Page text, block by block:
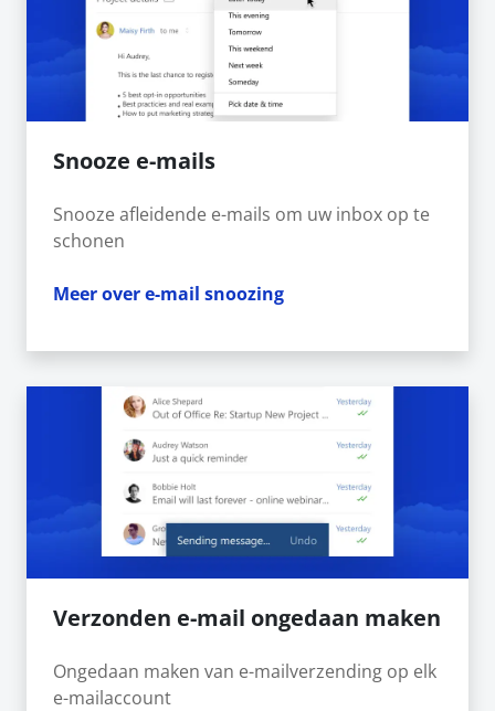
Snooze e-mails
Snooze afleidende e-mails om uw inbox op te
schonen
Meer over e-mail snoozing
Verzonden e-mail ongedaan maken
Ongedaan maken van e-mailverzending op elk
e-mailaccount